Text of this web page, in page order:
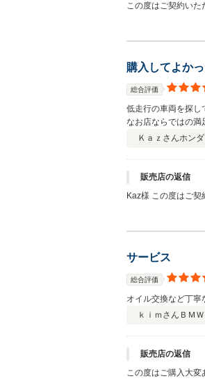
この度はご契約い
購入してよかっ
総合評価
低走行の車両を探し
なお店ならではの満
Ｋａｚさんホン
販売店の返信
Kaz様 この度はご契約頂きまして、誠にありがとうございます。また、このような高い評価のクチコミを頂き、大変うれしく思います。 お客様に喜んで頂けることが、何よりも私共
サービス
総合評価
オイル交換など丁寧
ｋｉｍさん ＢＭ
販売店の返信
この度はご購入大